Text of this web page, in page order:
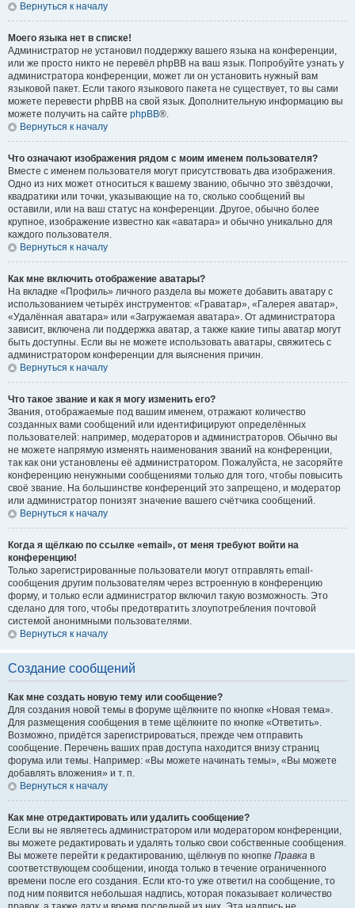
Вернуться к началу
Моего языка нет в списке!
Администратор не установил поддержку вашего языка на конференции,
или же просто никто не перевёл phpBB на ваш язык. Попробуйте узнать у
администратора конференции, может ли он установить нужный вам
языковой пакет. Если такого языкового пакета не существует, то вы сами
можете перевести phpBB на свой язык. Дополнительную информацию вы
можете получить на сайте phpBB®.
Вернуться к началу
Что означают изображения рядом с моим именем пользователя?
Вместе с именем пользователя могут присутствовать два изображения.
Одно из них может относиться к вашему званию, обычно это звёздочки,
квадратики или точки, указывающие на то, сколько сообщений вы
оставили, или на ваш статус на конференции. Другое, обычно более
крупное, изображение известно как «аватара» и обычно уникально для
каждого пользователя.
Вернуться к началу
Как мне включить отображение аватары?
На вкладке «Профиль» личного раздела вы можете добавить аватару с
использованием четырёх инструментов: «Граватар», «Галерея аватар»,
«Удалённая аватара» или «Загружаемая аватара». От администратора
зависит, включена ли поддержка аватар, а также какие типы аватар могут
быть доступны. Если вы не можете использовать аватары, свяжитесь с
администратором конференции для выяснения причин.
Вернуться к началу
Что такое звание и как я могу изменить его?
Звания, отображаемые под вашим именем, отражают количество
созданных вами сообщений или идентифицируют определённых
пользователей: например, модераторов и администраторов. Обычно вы
не можете напрямую изменять наименования званий на конференции,
так как они установлены её администратором. Пожалуйста, не засоряйте
конференцию ненужными сообщениями только для того, чтобы повысить
своё звание. На большинстве конференций это запрещено, и модератор
или администратор понизят значение вашего счётчика сообщений.
Вернуться к началу
Когда я щёлкаю по ссылке «email», от меня требуют войти на
конференцию!
Только зарегистрированные пользователи могут отправлять email-
сообщения другим пользователям через встроенную в конференцию
форму, и только если администратор включил такую возможность. Это
сделано для того, чтобы предотвратить злоупотребления почтовой
системой анонимными пользователями.
Вернуться к началу
Создание сообщений
Как мне создать новую тему или сообщение?
Для создания новой темы в форуме щёлкните по кнопке «Новая тема».
Для размещения сообщения в теме щёлкните по кнопке «Ответить».
Возможно, придётся зарегистрироваться, прежде чем отправить
сообщение. Перечень ваших прав доступа находится внизу страниц
форума или темы. Например: «Вы можете начинать темы», «Вы можете
добавлять вложения» и т. п.
Вернуться к началу
Как мне отредактировать или удалить сообщение?
Если вы не являетесь администратором или модератором конференции,
вы можете редактировать и удалять только свои собственные сообщения.
Вы можете перейти к редактированию, щёлкнув по кнопке Правка в
соответствующем сообщении, иногда только в течение ограниченного
времени после его создания. Если кто-то уже ответил на сообщение, то
под ним появится небольшая надпись, которая показывает количество